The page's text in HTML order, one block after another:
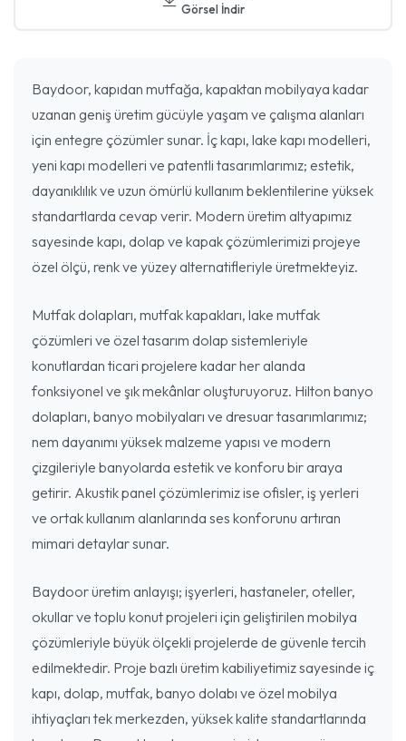
Görsel İndir
Baydoor, kapıdan mutfağa, kapaktan mobilyaya kadar
uzanan geniş üretim gücüyle yaşam ve çalışma alanları
için entegre çözümler sunar. İç kapı, lake kapı modelleri,
yeni kapı modelleri ve patentli tasarımlarımız; estetik,
dayanıklılık ve uzun ömürlü kullanım beklentilerine yüksek
standartlarda cevap verir. Modern üretim altyapımız
sayesinde kapı, dolap ve kapak çözümlerimizi projeye
özel ölçü, renk ve yüzey alternatifleriyle üretmekteyiz.
Mutfak dolapları, mutfak kapakları, lake mutfak
çözümleri ve özel tasarım dolap sistemleriyle
konutlardan ticari projelere kadar her alanda
fonksiyonel ve şık mekânlar oluşturuyoruz. Hilton banyo
dolapları, banyo mobilyaları ve dresuar tasarımlarımız;
nem dayanımı yüksek malzeme yapısı ve modern
çizgileriyle banyolarda estetik ve konforu bir araya
getirir. Akustik panel çözümlerimiz ise ofisler, iş yerleri
ve ortak kullanım alanlarında ses konforunu artıran
mimari detaylar sunar.
Baydoor üretim anlayışı; işyerleri, hastaneler, oteller,
okullar ve toplu konut projeleri için geliştirilen mobilya
çözümleriyle büyük ölçekli projelerde de güvenle tercih
edilmektedir. Proje bazlı üretim kabiliyetimiz sayesinde iç
kapı, dolap, mutfak, banyo dolabı ve özel mobilya
ihtiyaçları tek merkezden, yüksek kalite standartlarında